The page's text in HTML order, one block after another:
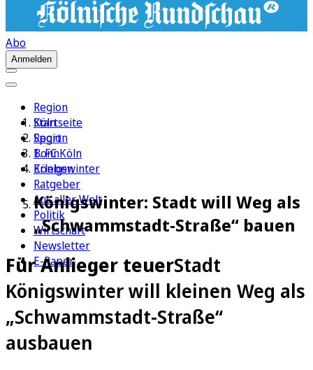
Abo
Anmelden
Region
Köln
Sport
1. FC Köln
Erleben
Ratgeber
Aus aller Welt
Politik
Wirtschaft
Newsletter
E-Paper
Startseite
Region
Bonn
Königswinter
Königswinter: Stadt will Weg als
„Schwammstadt-Straße“ bauen
Für Anlieger teuerStadt
Königswinter will kleinen Weg als
„Schwammstadt-Straße“
ausbauen